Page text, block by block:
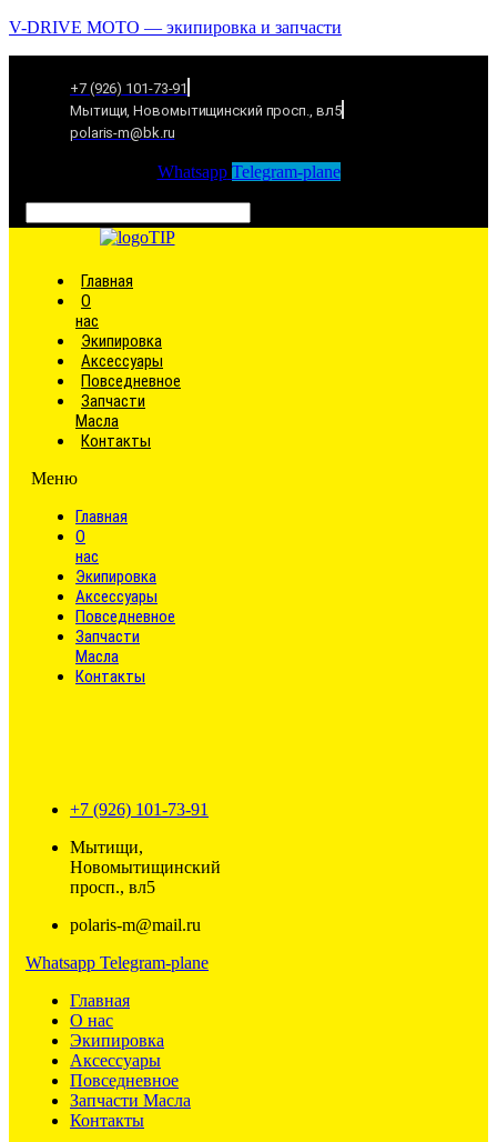
V-DRIVE MOTO — экипировка и запчасти
+7 (926) 101-73-91
Мытищи, Новомытищинский просп., вл5
polaris-m@bk.ru
Whatsapp Telegram-plane
Главная
О
нас
Экипировка
Аксессуары
Повседневное
Запчасти
Масла
Контакты
Меню
Главная
О
нас
Экипировка
Аксессуары
Повседневное
Запчасти
Масла
Контакты
+7 (926) 101-73-91
Мытищи,
Новомытищинский
просп., вл5
polaris-m@mail.ru
Whatsapp Telegram-plane
Главная
О нас
Экипировка
Аксессуары
Повседневное
Запчасти Масла
Контакты